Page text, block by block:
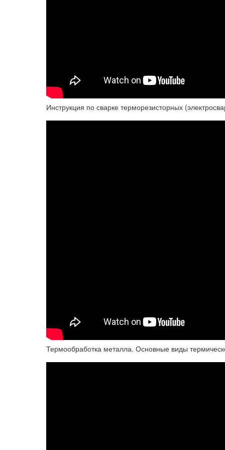
Инструкция по сварке терморезисторных
Термообработка металла. Основные виды